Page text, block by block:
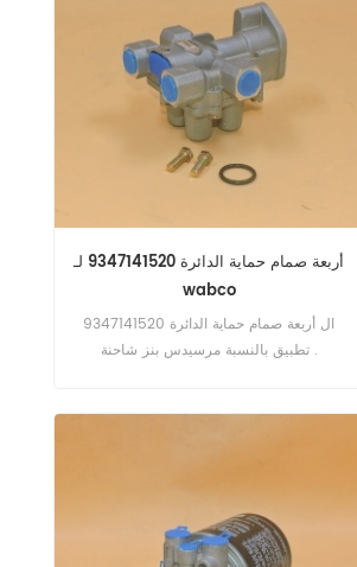
أربعة صمام حماية الدائرة 9347141520 لـ
wabco
ال أربعة صمام حماية الدائرة 9347141520
تطبيق بالنسبة مرسيدس بنز شاحنة .